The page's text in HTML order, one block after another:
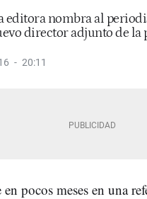
editora nombra al
director adjunto de la
20:11
en pocos meses en una